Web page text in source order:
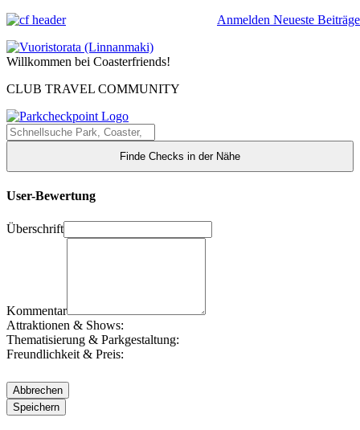
Anmelden Neueste Beiträge
Willkommen bei Coasterfriends!
CLUB TRAVEL COMMUNITY
Finde Checks in der Nähe
User-Bewertung
Überschrift
Kommentar
Attraktionen & Shows:
Thematisierung & Parkgestaltung:
Freundlichkeit & Preis: